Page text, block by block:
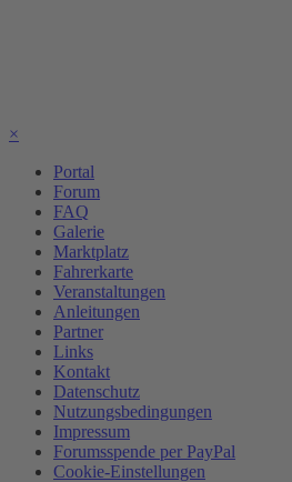
×
Portal
Forum
FAQ
Galerie
Marktplatz
Fahrerkarte
Veranstaltungen
Anleitungen
Partner
Links
Kontakt
Datenschutz
Nutzungsbedingungen
Impressum
Forumsspende per PayPal
Cookie-Einstellungen